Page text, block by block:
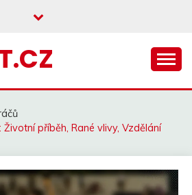
Životní příběh, Rané vlivy, Vzdělání